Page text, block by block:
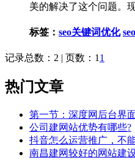
美的解决了这个问题。
标签： seo关键词优化
记录总数：2 | 页数：1 1
热门文章
第一节：深度网后台界
公司建网站优势有哪些?
抖音怎么运营推广，不
南昌建网较好的网站建